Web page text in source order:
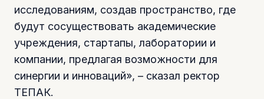
исследованиям, создав пространство, где
будут сосуществовать академические
учреждения, стартапы, лаборатории и
компании, предлагая возможности для
синергии и инноваций», – сказал ректор
ТЕПАК.